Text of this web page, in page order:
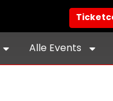
Alle Events